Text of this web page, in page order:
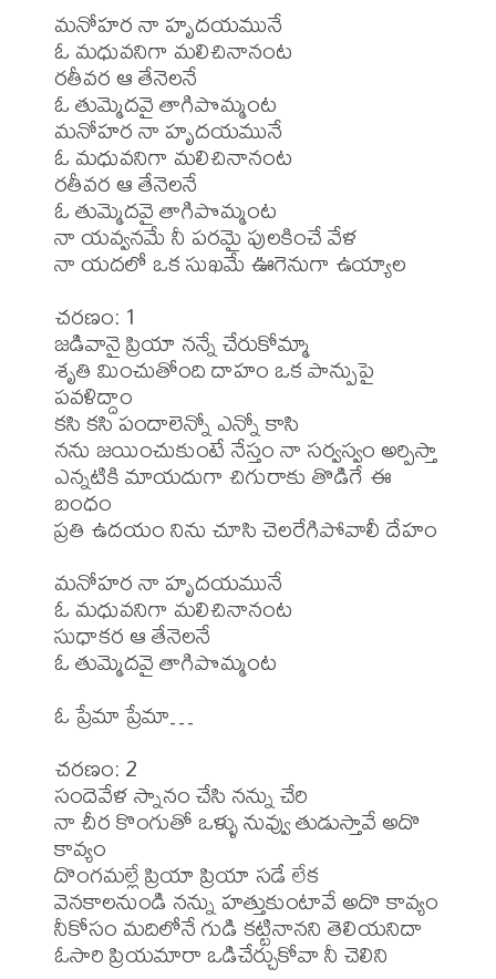
మనోహర నా హృదయమునే
ఓ మధువనిగా మలిచినానంట
రతీవర ఆ తేనెలనే
ఓ తుమ్మెదవై తాగిపొమ్మంట
మనోహర నా హృదయమునే
ఓ మధువనిగా మలిచినానంట
రతీవర ఆ తేనెలనే
ఓ తుమ్మెదవై తాగిపొమ్మంట
నా యవ్వనమే నీ పరమై పులకించే వేళ
నా యదలో ఒక సుఖమే ఊగెనుగా ఉయ్యాల
చరణం: 1
జడివానై ప్రియా నన్నే చేరుకోమ్మా
శృతి మించుతోంది దాహం ఒక పాన్పుపై
పవళిద్దాం
కసి కసి పందాలెన్నో ఎన్నో కాసి
నను జయించుకుంటే నేస్తం నా సర్వస్వం అర్పిస్తా
ఎన్నటికి మాయదుగా చిగురాకు తొడిగే ఈ
బంధం
ప్రతి ఉదయం నిను చూసి చెలరేగిపోవాలీ దేహం
మనోహర నా హృదయమునే
ఓ మధువనిగా మలిచినానంట
సుధాకర ఆ తేనెలనే
ఓ తుమ్మెదవై తాగిపొమ్మంట
ఓ ప్రేమా ప్రేమా…
చరణం: 2
సందెవేళ స్నానం చేసి నన్ను చేరి
నా చీర కొంగుతో ఒళ్ళు నువ్వు తుడుస్తావే అదొ
కావ్యం
దొంగమల్లే ప్రియా ప్రియా సడే లేక
వెనకాలనుండి నన్ను హత్తుకుంటావే అదొ కావ్యం
నీకోసం మదిలోనే గుడి కట్టినానని తెలియనిదా
ఓసారి ప్రియమారా ఒడిచేర్చుకోవా నీ చెలిని